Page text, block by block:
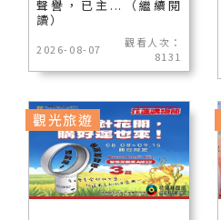
聲譽，已主...（繼續閱
讀）
2026-08-07
觀看人次：
8131
觀光旅遊